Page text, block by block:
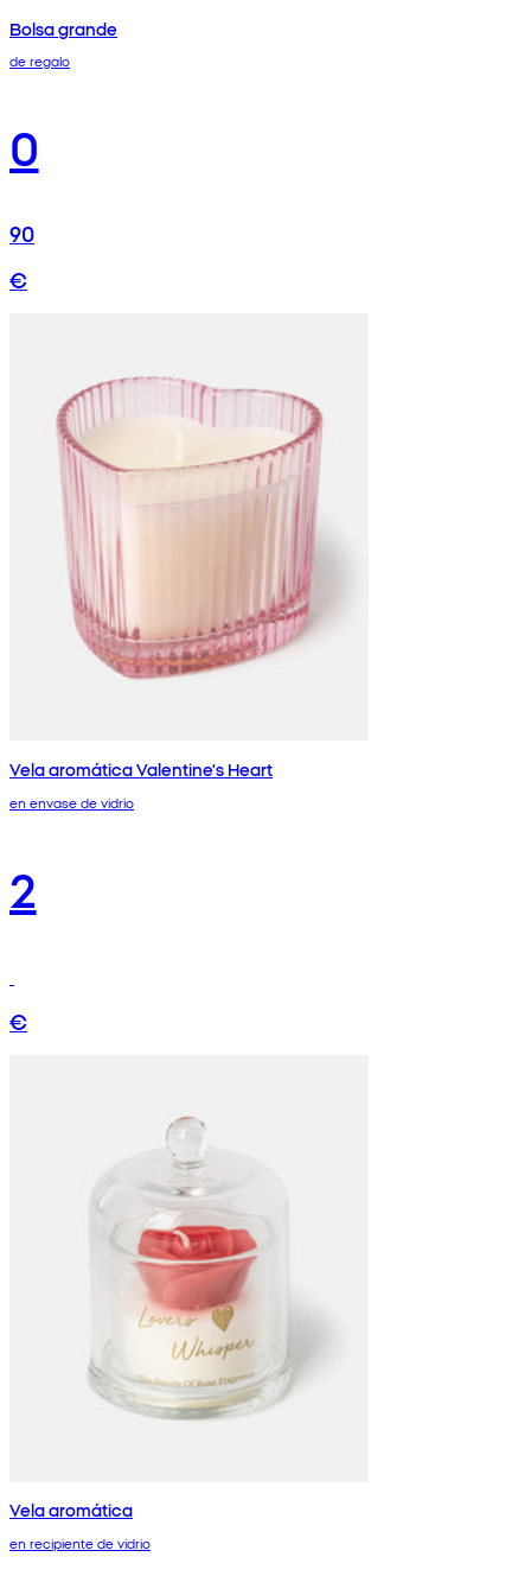
Bolsa grande
de regalo
0
90
€
Vela aromática Valentine's Heart
en envase de vidrio
2
€
Vela aromática
en recipiente de vidrio